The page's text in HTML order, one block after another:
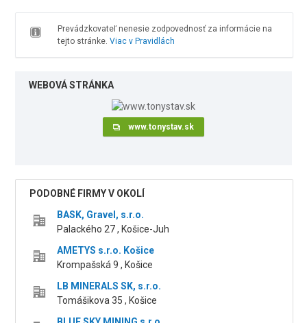
Prevádzkovateľ nenesie zodpovednosť za informácie na
tejto stránke. Viac v Pravidlách
WEBOVÁ STRÁNKA
www.tonystav.sk
PODOBNÉ FIRMY V OKOLÍ
BASK, Gravel, s.r.o.
Palackého 27 , Košice-Juh
AMETYS s.r.o. Košice
Krompašská 9 , Košice
LB MINERALS SK, s.r.o.
Tomášikova 35 , Košice